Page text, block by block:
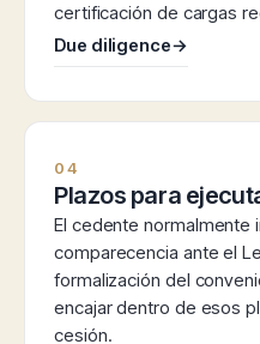
certificación de cargas
Due diligence→
04
Plazos para
El cedente normalmente
comparecencia ante el
formalización del
encajar dentro de esos
cesión.